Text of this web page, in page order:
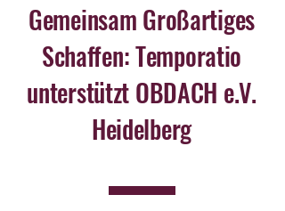
Gemeinsam Großartiges
Schaffen: Temporatio
unterstützt OBDACH e.V.
Heidelberg